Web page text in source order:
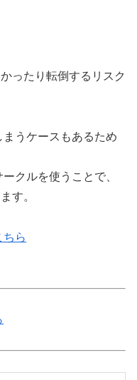
ったり転倒するリスク
うケースもあるため
クルを使うことで、
す。
ら